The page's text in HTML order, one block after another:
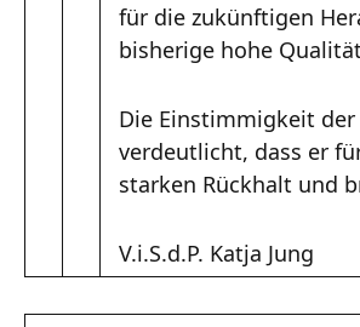
für die zukünftigen
bisherige hohe
Die Einstimmigkeit der
verdeutlicht, dass er
starken Rückhalt und
V.i.S.d.P. Katja Jung